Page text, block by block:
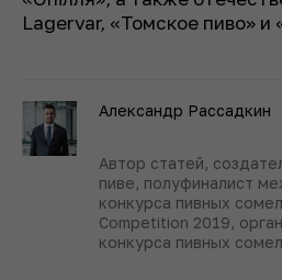
Lagervar, «Томское пиво» и
Александр Рассадкин
Автор статей,
пиве, полуфиналист
конкурса пивных
Competition 2019,
конкурса пивных